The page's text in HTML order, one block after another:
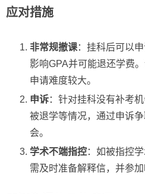
应对措施
非常规撤课：挂科后可以
影响GPA并可能退还学费
申请难度较大。
申诉：针对挂科没有补考
被退学等情况，通过申诉
会。
学术不端指控：如被指控
需及时准备解释信，并参加